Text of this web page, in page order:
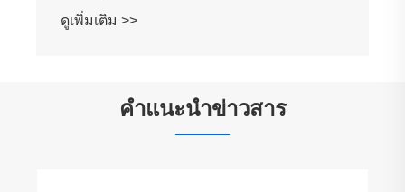
ดูเพิ่มเติม >>
คำแนะนำข่าวสาร